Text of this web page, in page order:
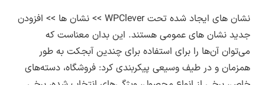
نشان های ایجاد شده تحت WPClever >> نشان ها >> افزودن
جدید نشان های عمومی هستند. این بدان معناست که
می‌توان آن‌ها را برای استفاده برای چندین آبجکت به طور
همزمان و در طیف وسیعی پیکربندی کرد: فروشگاه، دسته‌های